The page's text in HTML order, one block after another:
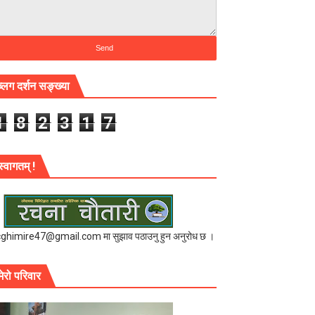
दर्शन सङ्ख्या
8 2 3 1 7
!
मा सुझाव पठाउनु हुन अनुरोध छ ।
परिवार